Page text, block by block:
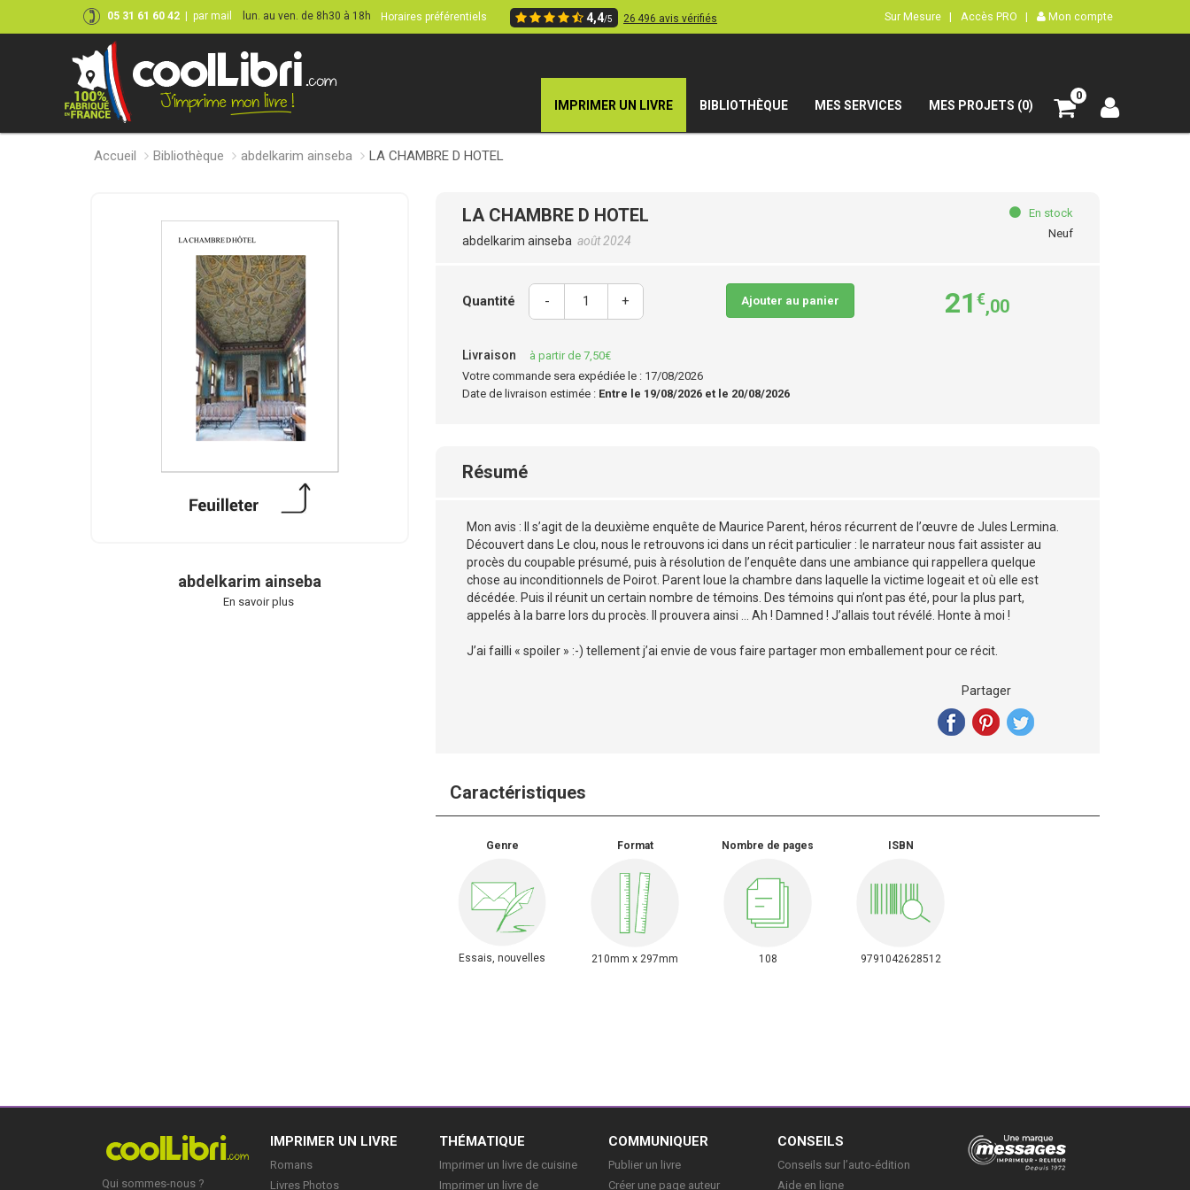
05 31 61 60 42 par mail lun. au ven. de 8h30 à 18h Horaires préférentiels 4,4/5 26 496 avis vérifiés Sur Mesure | Accès PRO | Mon compte
IMPRIMER UN LIVRE BIBLIOTHÈQUE MES SERVICES MES PROJETS (0)
0
Accueil Bibliothèque abdelkarim ainseba LA CHAMBRE D HOTEL
abdelkarim ainseba
En savoir plus
LA CHAMBRE D HOTEL
abdelkarim ainseba août 2024
En stock
Neuf
Quantité - + Ajouter au panier 21 €,00
Livraison
à partir de 7,50€
Votre commande sera expédiée le : 17/08/2026
Date de livraison estimée : Entre le 19/08/2026 et le 20/08/2026
Résumé
Mon avis : Il s’agit de la deuxième enquête de Maurice Parent, héros récurrent de l’œuvre de Jules Lermina.
Découvert dans Le clou, nous le retrouvons ici dans un récit particulier : le narrateur nous fait assister au
procès du coupable présumé, puis à résolution de l’enquête dans une ambiance qui rappellera quelque
chose au inconditionnels de Poirot. Parent loue la chambre dans laquelle la victime logeait et où elle est
décédée. Puis il réunit un certain nombre de témoins. Des témoins qui n’ont pas été, pour la plus part,
appelés à la barre lors du procès. Il prouvera ainsi ... Ah ! Damned ! J’allais tout révélé. Honte à moi !
J’ai failli « spoiler » :-) tellement j’ai envie de vous faire partager mon emballement pour ce récit.
Partager
Caractéristiques
Genre
Essais, nouvelles
Format
210mm x 297mm
Nombre de pages
108
ISBN
9791042628512
Qui sommes-nous ?
IMPRIMER UN LIVRE
Romans
Livres Photos
THÉMATIQUE
Imprimer un livre de cuisine
Imprimer un livre de
COMMUNIQUER
Publier un livre
Créer une page auteur
CONSEILS
Conseils sur l’auto-édition
Aide en ligne